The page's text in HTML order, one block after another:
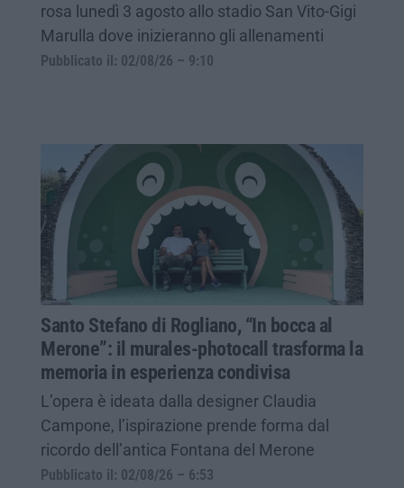
rosa lunedì 3 agosto allo stadio San Vito-Gigi
Marulla dove inizieranno gli allenamenti
Pubblicato il: 02/08/26 – 9:10
Santo Stefano di Rogliano, “In bocca al
Merone”: il murales-photocall trasforma la
memoria in esperienza condivisa
L’opera è ideata dalla designer Claudia
Campone, l’ispirazione prende forma dal
ricordo dell’antica Fontana del Merone
Pubblicato il: 02/08/26 – 6:53